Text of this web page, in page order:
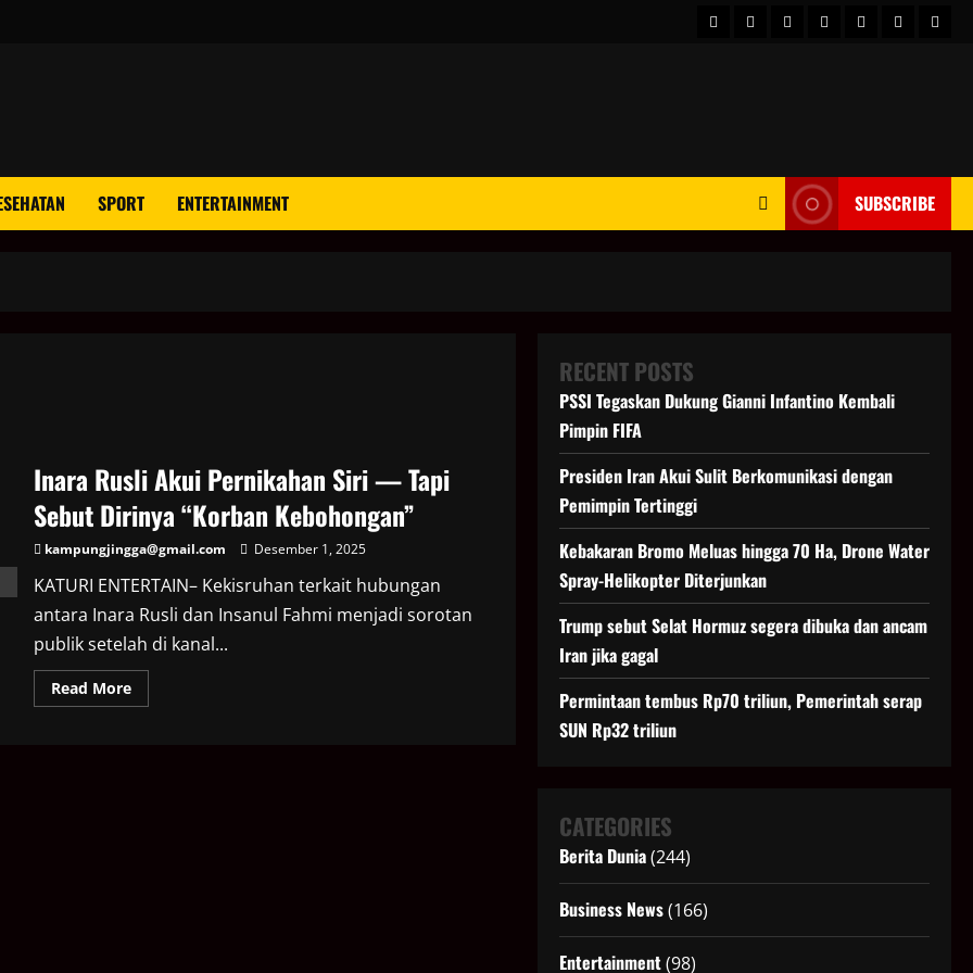
HOMEBeritahot
BusinessKesehatan
Sport
SPORT ENTERTAINMENT SUBSCRIBE
Inara Rusli Akui Pernikahan Siri — Tapi
Sebut Dirinya “Korban Kebohongan”
kampungjingga@gmail.com Desember 1, 2025
KATURI ENTERTAIN– Kekisruhan terkait hubungan
antara Inara Rusli dan Insanul Fahmi menjadi sorotan
publik setelah di kanal...
Read MoreRead
more
RECENT POSTS
PSSI Tegaskan Dukung Gianni Infantino Kembali
Pimpin FIFA
Presiden Iran Akui Sulit Berkomunikasi dengan
Pemimpin Tertinggi
Kebakaran Bromo Meluas hingga 70 Ha, Drone Water
Spray-Helikopter Diterjunkan
Trump sebut Selat Hormuz segera dibuka dan ancam
Iran jika gagal
Permintaan tembus Rp70 triliun, Pemerintah serap
SUN Rp32 triliun
CATEGORIES
Berita Dunia(244)
Business News(166)
Entertainment(98)